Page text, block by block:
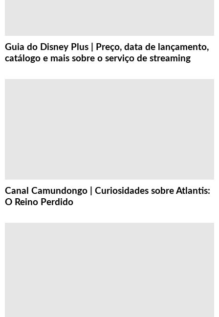
Guia do Disney Plus | Preço, data de lançamento,
catálogo e mais sobre o serviço de streaming
Canal Camundongo | Curiosidades sobre Atlantis:
O Reino Perdido